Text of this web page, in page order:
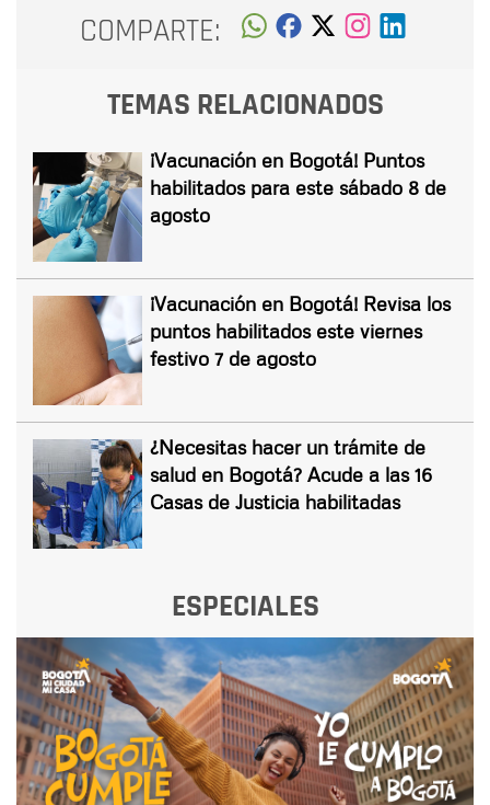
COMPARTE:
TEMAS RELACIONADOS
¡Vacunación en Bogotá! Puntos
habilitados para este sábado 8 de
agosto
¡Vacunación en Bogotá! Revisa los
puntos habilitados este viernes
festivo 7 de agosto
¿Necesitas hacer un trámite de
salud en Bogotá? Acude a las 16
Casas de Justicia habilitadas
ESPECIALES